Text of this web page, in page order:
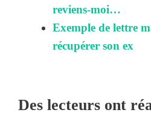
reviens-moi…
Exemple de lettre
récupérer son ex
Des lecteurs ont